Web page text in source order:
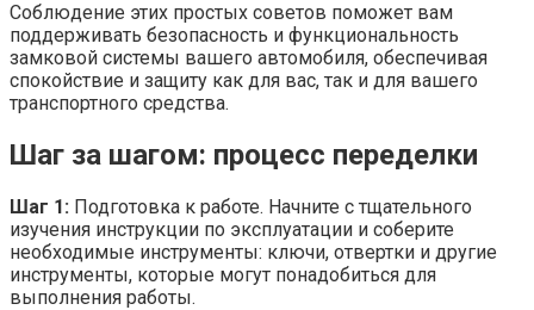
Соблюдение этих простых советов поможет вам
поддерживать безопасность и функциональность
замковой системы вашего автомобиля, обеспечивая
спокойствие и защиту как для вас, так и для вашего
транспортного средства.
Шаг за шагом: процесс переделки
Шаг 1: Подготовка к работе. Начните с тщательного
изучения инструкции по эксплуатации и соберите
необходимые инструменты: ключи, отвертки и другие
инструменты, которые могут понадобиться для
выполнения работы.